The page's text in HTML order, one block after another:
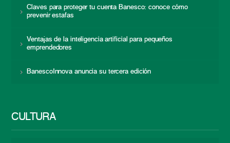
Claves para proteger tu cuenta Banesco: conoce cómo
prevenir estafas
Ventajas de la inteligencia artificial para pequeños
emprendedores
BanescoInnova anuncia su tercera edición
CULTURA